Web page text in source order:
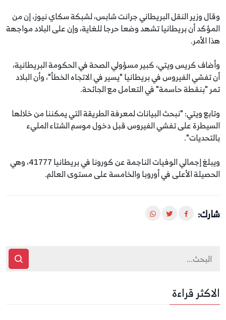
وقال وزير النقل البريطاني جرانت شابس، لشبكة سكاي نيوز، إن من
المؤكد أن بريطانيا تشهد وضعا حرجا للغاية، وإن على البلاد مواجهة
هذا الأمر.
وأضاف كريس ويتي، كبير مسؤولي الصحة في الحكومة البريطانية،
أن تفشي الفيروس في بريطانيا "يسير في الاتجاه الخطأ"، وأن البلاد
تمر "بنقطة حاسمة" في التعامل مع الجائحة.
وتابع ويتي: "نبحث البيانات لمعرفة الطريقة التي يمكننا من خلالها
السيطرة على تفشي الفيروس قبل دخول موسم الشتاء المليء
بالتحديات".
ويبلغ إجمالي الوفيات الناجمة عن كورونا في بريطانيا 41777، وهي
الحصيلة الأعلى في أوروبا والخامسة على مستوى العالم.
شارك:
الاكثر قراءة